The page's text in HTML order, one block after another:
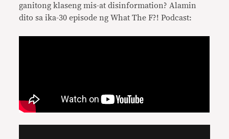
ganitong klaseng mis-at disinformation? Alamin
dito sa ika-30 episode ng What The F?! Podcast: